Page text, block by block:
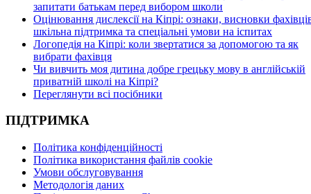
запитати батькам перед вибором школи
Оцінювання дислексії на Кіпрі: ознаки, висновки
шкільна підтримка та спеціальні умови на іспитах
Логопедія на Кіпрі: коли звертатися за допомогою та як
вибрати фахівця
Чи вивчить моя дитина добре грецьку мову в англійській
приватній школі на Кіпрі?
Переглянути всі посібники
ПІДТРИМКА
Політика конфіденційності
Політика використання файлів cookie
Умови обслуговування
Методологія даних